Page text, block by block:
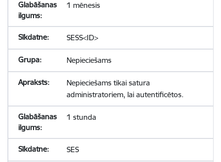
1 mēnesis
SESS<ID>
Nepieciešams
Nepieciešams tikai satura
administratoriem, lai autentificētos.
1 stunda
SES